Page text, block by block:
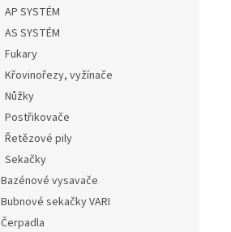
AP SYSTÉM
AS SYSTÉM
Fukary
Křovinořezy, vyžínače
Nůžky
Postřikovače
Řetězové pily
Sekačky
Bazénové vysavače
Bubnové sekačky VARI
Čerpadla